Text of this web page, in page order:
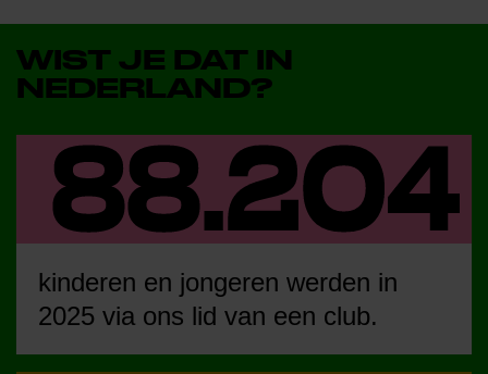
WIST JE DAT IN
NEDERLAND?
kinderen en jongeren werden in
2025 via ons lid van een club.